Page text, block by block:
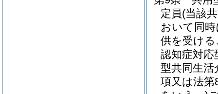
定員(当該
おいて同
供を受け
認知症対応
型共同生活
項又は法